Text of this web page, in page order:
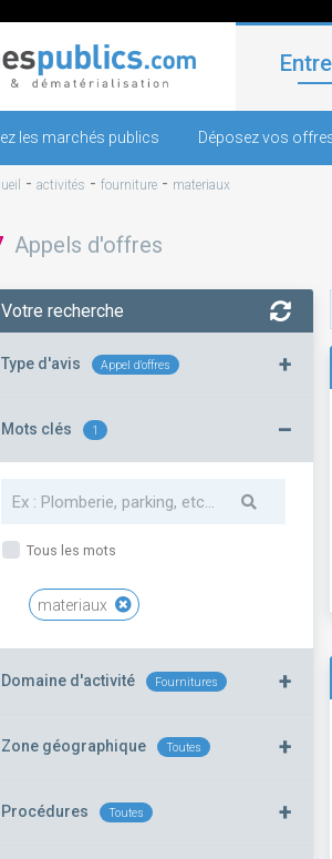
les marchés publics Déposez vos
- activités - fourniture - materiaux
Appels d'offres
Votre recherche
Type d'avis Appel d'offres +
Mots clés 1 –
Tous les mots
materiaux
Domaine d'activité Fournitures +
Zone géographique Toutes +
Procédures Toutes +